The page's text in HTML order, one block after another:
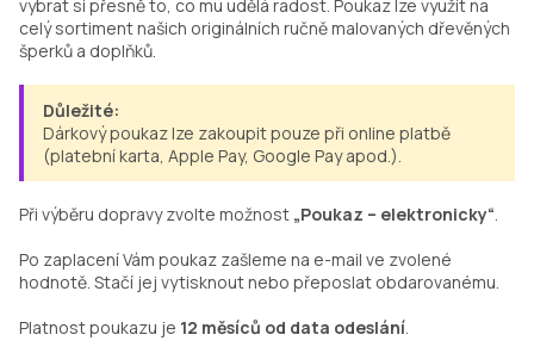
vybrat si přesně to, co mu udělá radost. Poukaz lze využít na
celý sortiment našich originálních ručně malovaných dřevěných
šperků a doplňků.
Důležité:
Dárkový poukaz lze zakoupit pouze při online platbě
(platební karta, Apple Pay, Google Pay apod.).
Při výběru dopravy zvolte možnost „Poukaz – elektronicky“.
Po zaplacení Vám poukaz zašleme na e-mail ve zvolené
hodnotě. Stačí jej vytisknout nebo přeposlat obdarovanému.
Platnost poukazu je 12 měsíců od data odeslání.